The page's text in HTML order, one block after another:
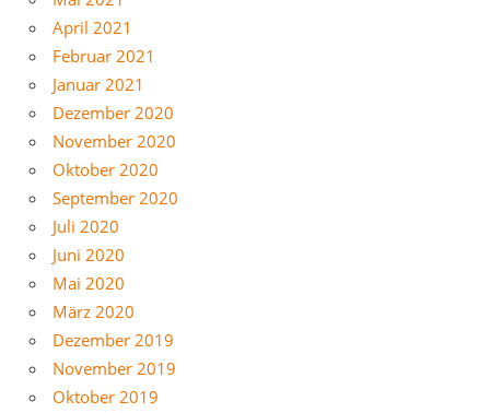
April 2021
Februar 2021
Januar 2021
Dezember 2020
November 2020
Oktober 2020
September 2020
Juli 2020
Juni 2020
Mai 2020
März 2020
Dezember 2019
November 2019
Oktober 2019